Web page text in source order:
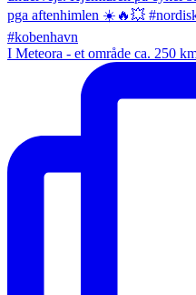
I Meteora - et område ca. 250